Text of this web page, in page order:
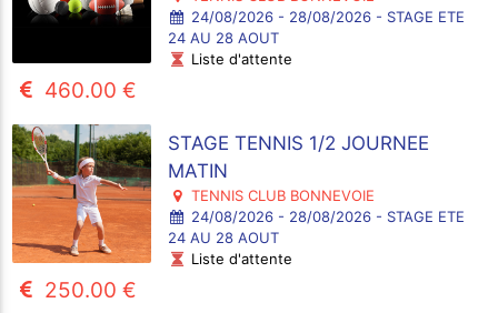
24/08/2026 - 28/08/2026 - STAGE ETE
24 AU 28 AOUT
Liste d'attente
460.00 €
STAGE TENNIS 1/2 JOURNEE
MATIN
TENNIS CLUB BONNEVOIE
24/08/2026 - 28/08/2026 - STAGE ETE
24 AU 28 AOUT
Liste d'attente
250.00 €